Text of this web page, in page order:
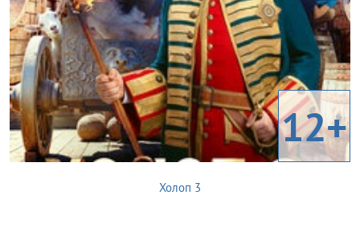
12+
Холоп 3